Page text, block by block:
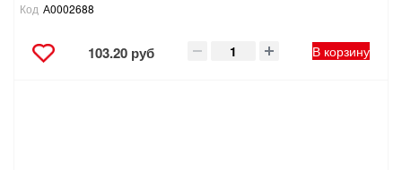
Код А0002688
103.20 руб В корзину